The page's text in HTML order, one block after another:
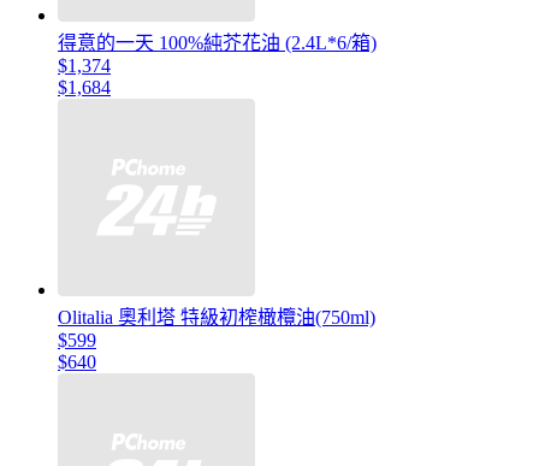
得意的一天 100%純芥花油 (2.4L*6/箱)
$1,374
$1,684
Olitalia 奧利塔 特級初榨橄欖油(750ml)
$599
$640